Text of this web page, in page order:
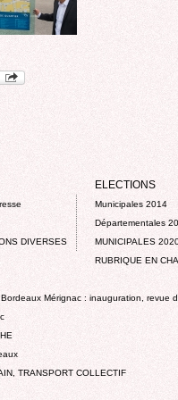
DIVERSES
ELECTIONS
Municipales 2014
Départementales
MUNICIPALES
RUBRIQUE EN
Mérignac : inauguration, revue
TRANSPORT COLLECTIF